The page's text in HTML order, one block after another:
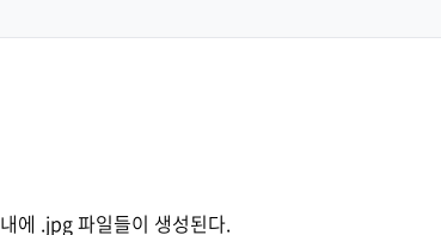
에 .jpg 파일들이 생성된다.